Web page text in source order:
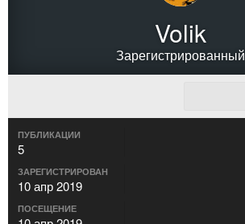
Volik
Зарегистрированный
ПУБЛИКАЦИИ
5
ЗАРЕГИСТРИРОВАН
10 апр 2019
ПОСЕЩЕНИЕ